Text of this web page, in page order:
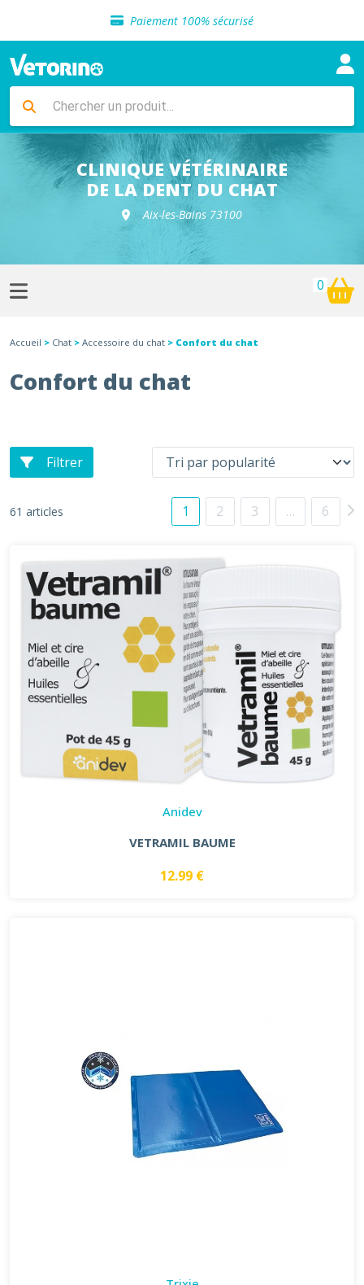
Paiement 100% sécurisé
Livraison gratuite en clinique vétérinaire
Sélection de croquettes vétérinaire
Livraison gratuite en clinique vétérinaire
Retour gratuit en clinique
Sélection de croquettes vétérinaire
CLINIQUE VÉTÉRINAIRE
DE LA DENT DU CHAT
Aix-les-Bains 73100
0
Accueil > Chat > Accessoire du chat > Confort du chat
Confort du chat
Filtrer
61 articles 1 2 3 … 6
Anidev
VETRAMIL BAUME
12.99 €